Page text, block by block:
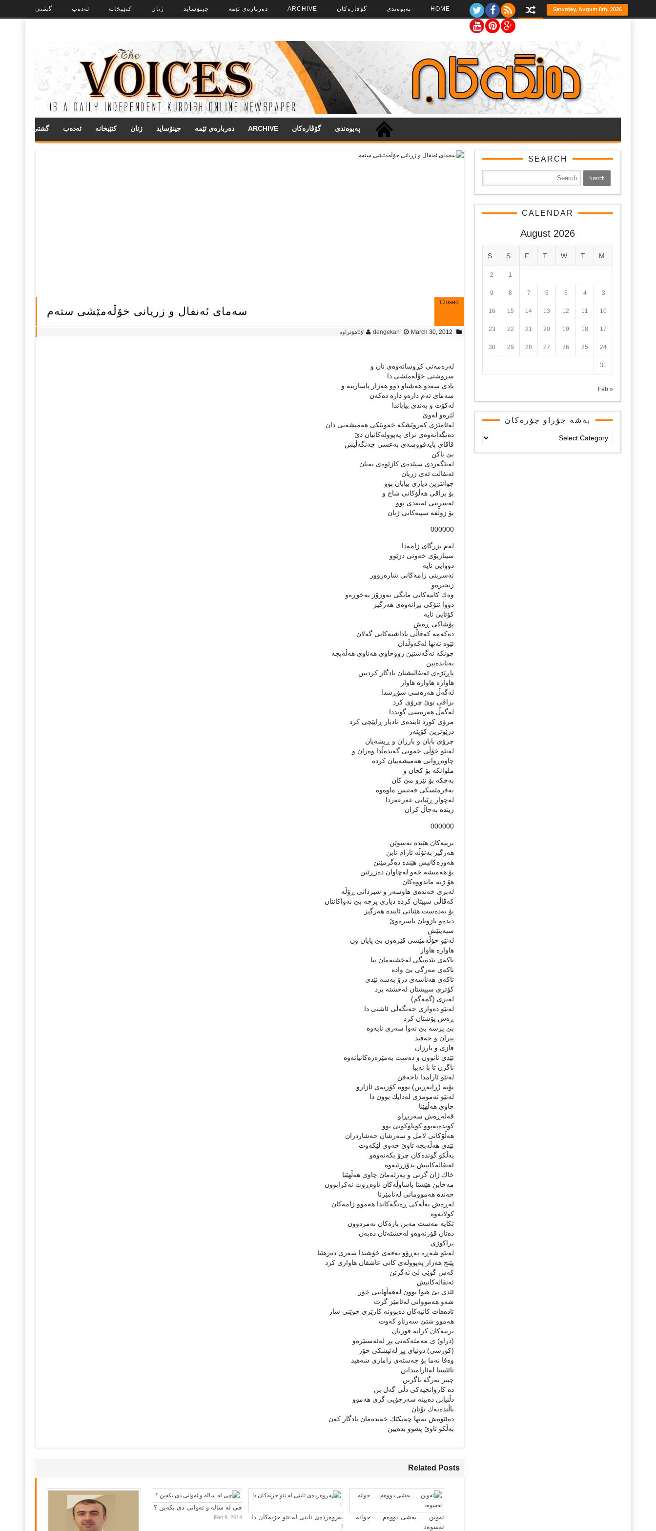
گشتی ئەدەب کتێبخانە ژنان جینۆساید ده‌رباره‌ی ئێمه ARCHIVE گۆڤاره‌کان په‌‌یوه‌ندی HOME Saturday, August 8th, 2026
گشتی ئەدەب کتێبخانە ژنان جینۆساید ده‌رباره‌ی ئێمه ARCHIVE گۆڤاره‌کان په‌‌یوه‌ندی
سەمای ئەنفال و زریانی خۆڵەمێشی ستەم
Closed
by dengekan March 30, 2012 هۆنراوە
لەزەمەنی كڕوسانەوەی نان و
سروشتی خۆڵەمێشی دا
یادی سەدو هەشتاو دوو هەزار پاسارییە و
سەمای ئەم دارەو دارە دەكەن
لەكۆت و بەندی بیاباندا
لێرەو لەوێ‌
لەئامێزی كەروێشكە خەونێكی هەمیشەیی دان
دەنگدانەوەی نزای پەپوولەكانیان دێ‌
قاقای بایەقووشەی بەعسی جەنگەڵیش
بێ باكن
لەبێگەردی سپێدەی كازێوەی بەیان
ئەنفالت ئەی زریان
جوانترین دیاری بیابان بوو
بۆ بزاڤی هەڵۆكانی شاخ و
ئەسرینی ئەبەدی بوو
بۆ زوڵفە سپیەكانی ژنان
000000
لەم نزرگای زامەدا
سیناریۆی خەونی دزێوو
دووایی نایە
ئەسرینی زامەكانی شارەزوور
زنجیرەو
وەك كانیەكانی مانگی نەورۆز بەخوڕەو
دووا تنۆكی بڕانەوەی هەرگیز
كۆتایی نایە
پۆشاكی ڕەش
دەكەمە كەڤاڵی یاداشتەكانی گەلان
ئێوە تەنها لەكەوڵدان
چونكە نەگەشتین زووخاوی هەناوی هەڵەبجە
بەبابدەیین
باڕێژەی ئەنفالیشتان یادگار كردیین
هاوارە هاوارە هاوار
لەگەڵ هەرەسی شۆڕشدا
بزاڤی نوێ‌ چرۆی كرد
لەگەڵ هەرەسی گونددا
مرۆی كورد ئایندەی نادیار ڕاپێچی كرد
دزێوترین كۆپتەر
چرۆی بابان و بارزان و ڕیشەیان
لەنێو خۆڵی خەونی گەندەڵدا وەران و
چاوەڕوانی هەمیشەییان كردە
ملوانكە بۆ كچان و
بەچكە بۆ نێرو مێ كان
بەفرمێسكی قەتیس ماوەوە
لەچوار ڕێیانی عەرعەردا
زیندە بەچاڵ كران
000000
برینەكان هێندە بەسوێن
هەرگیز بەتۆڵە ئارام نابن
هەورەكانیش هێندە دەگرمێنن
بۆ هەمیشە خەو لەچاوان دەزڕێنن
هۆ ژنە ماندووەكان
لەبری خەندەی هاوسەر و شیردانی ڕۆڵە
كەڤاڵی سپیتان كردە دیاری پرچە بێ نەواكانتان
بۆ بەدەست هێنانی ئایندە هەرگیز
دیدەو بازوتان ناسرەوێ
سبەینێش
لەنێو خۆڵەمێشی قێزەون بێ پایان ون
هاوارە هاوار
تاكەی بێدەنگی لەخشتەمان ببا
تاكەی مەرگی بێ وادە
تاكەی هەناسەی درۆ بەسە ئێدی
كۆتری سپیشتان لەخشتە برد
لەبری (گمەگم)
لەنێو دەواری جەنگەڵی ئاشتی دا
ڕەش پۆشتان كرد
بێ پرسە بێ نەوا سەری نایەوە
پیران و حەفید
قازی و بارزان
ئێدی نانوون و دەست بەمێزەرەكانیانەوە
ناگرن تا با نەیبا
لەنێو ئارامدا ناخەفن
بۆیە (ڕاپەڕین) بووە كۆرپەی ئازارو
لەنێو تەمومژی لەدایك بوون دا
چاوی هەڵهێنا
قەلەڕەش سەربڕاو
كوندەپەپوو كوناوكونی بوو
هەڵۆكانی لامل و سەرشان حەشاردران
ئێدی هەڵەبجە تاوێ‌ خەوی لێكەوت
بەڵكو گوندەكان چرۆ بكەنەوەو
ئەنفالەكانیش بدۆزرێنەوە
خاك ژان گرتی و پەرلەمان چاوی هەڵهێنا
مەخابن هێشتا یاساوڵەكان ئاوەڕوت نەكرابوون
خەندە هەموومانی لەئامێزنا
لەڕەش بەڵەكی ڕەنگەكاندا هەموو زامەكان
كولانەوە
تكایە مەست مەبن بازەكان نەمردوون
دەتان قۆزنەوەو لەخشتەتان دەبەن
براكوژی
لەنێو شەڕە پەڕۆو تەقەی خۆشیدا سەری دەرهێنا
پێنج هەزار پەپوولەی كانی عاشقان هاواری كرد
كەس گوێی لێ نەگرتن
ئەنفالەكانیش
ئێدی بێ هیوا بوون لەهەڵهاتنی خۆر
شەو هەمووانی لەئامێز گرت
تادەهات كانیەكان دەبوونە كارێزی خوێنی شار
هەموو شتێ‌ سەرئاو كەوت
برینەكان كرانە قوربان
(دراو) ی مەملەكەتی پڕ لەئەستێرەو
(كورسی) دونیای پڕ لەتیشكی خۆر
وەفا نەما بۆ جەستەی زاماری شەهید
تائێستا لەئارامیداین
چیتر بەرگە ناگرین
دە كاروانچیەكی دڵی گەل بن
دڵنیابن دەبینە سەرچۆپی گری هەموو
باڵندەیەك بۆتان
دەئێوەش تەنها چەپكێك خەندەمان یادگار كەن
بەڵكو تاوێ‌ پشوو بدەیین
Related Posts
چی لە سالە و ئەوانی دی بكەین ؟
Feb 9, 2014
پەروەردەی ئاینی لە نێو حزبەکان دا
!
ئەوین …. بەشی دووەم….. جوانە
ئەسوەد
SEARCH
CALENDAR
August 2026
M
T
W
T
F
S
S
1
2
3
4
5
6
7
8
9
10
11
12
13
14
15
16
17
18
19
20
21
22
23
24
25
26
27
28
29
30
31
« Feb
بەشە جۆراو جۆرەکان
جۆرەکان